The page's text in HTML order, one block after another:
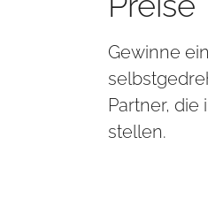
Gewinne
Partner,
stellen.